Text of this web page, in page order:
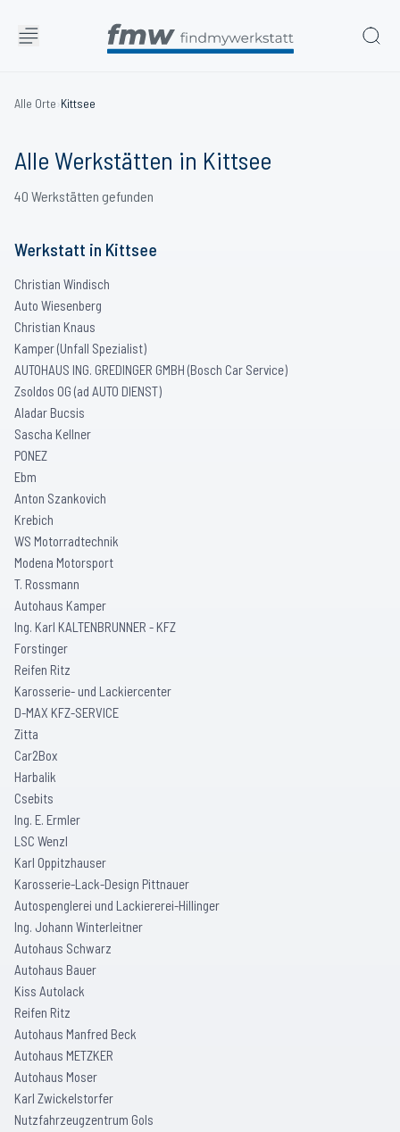
Alle Orte›Kittsee
Alle Werkstätten in Kittsee
40 Werkstätten gefunden
Werkstatt in Kittsee
Christian Windisch
Auto Wiesenberg
Christian Knaus
Kamper (Unfall Spezialist)
AUTOHAUS ING. GREDINGER GMBH (Bosch Car Service)
Zsoldos OG (ad AUTO DIENST)
Aladar Bucsis
Sascha Kellner
PONEZ
Ebm
Anton Szankovich
Krebich
WS Motorradtechnik
Modena Motorsport
T. Rossmann
Autohaus Kamper
Ing. Karl KALTENBRUNNER - KFZ
Forstinger
Reifen Ritz
Karosserie- und Lackiercenter
D-MAX KFZ-SERVICE
Zitta
Car2Box
Harbalik
Csebits
Ing. E. Ermler
LSC Wenzl
Karl Oppitzhauser
Karosserie-Lack-Design Pittnauer
Autospenglerei und Lackiererei-Hillinger
Ing. Johann Winterleitner
Autohaus Schwarz
Autohaus Bauer
Kiss Autolack
Reifen Ritz
Autohaus Manfred Beck
Autohaus METZKER
Autohaus Moser
Karl Zwickelstorfer
Nutzfahrzeugzentrum Gols